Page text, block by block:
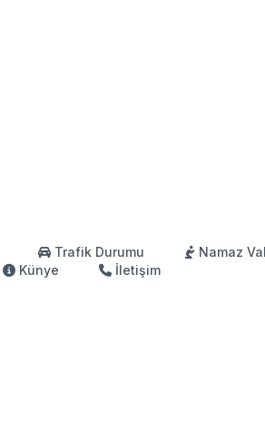
Trafik Durumu Namaz
Künye
İletişim